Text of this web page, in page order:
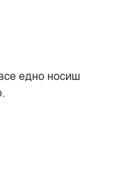
едно носиш